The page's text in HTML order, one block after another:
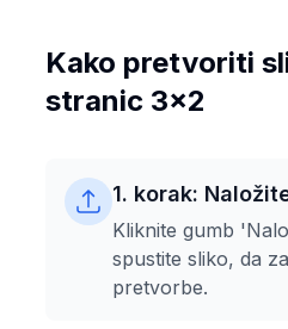
Kako pretvoriti
stranic 3x2
1. korak:
Kliknite gumb
spustite sliko, da
pretvorbe.